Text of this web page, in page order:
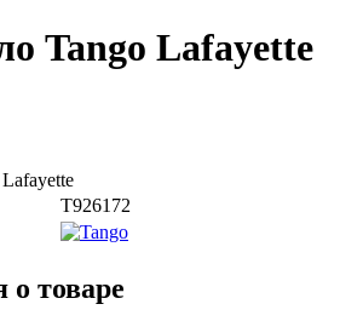
Tango Lafayette
T926172
товаре